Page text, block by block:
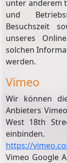
unter anderem
und
Besuchszeit
unseres
solchen
werden.
Vimeo
Wir können
Anbieters
West 18th
https://
Vimeo Google